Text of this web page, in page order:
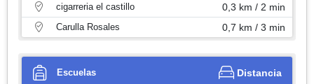
cigarreria el castillo 0,3 km / 2 min
Carulla Rosales 0,7 km / 3 min
Escuelas Distancia